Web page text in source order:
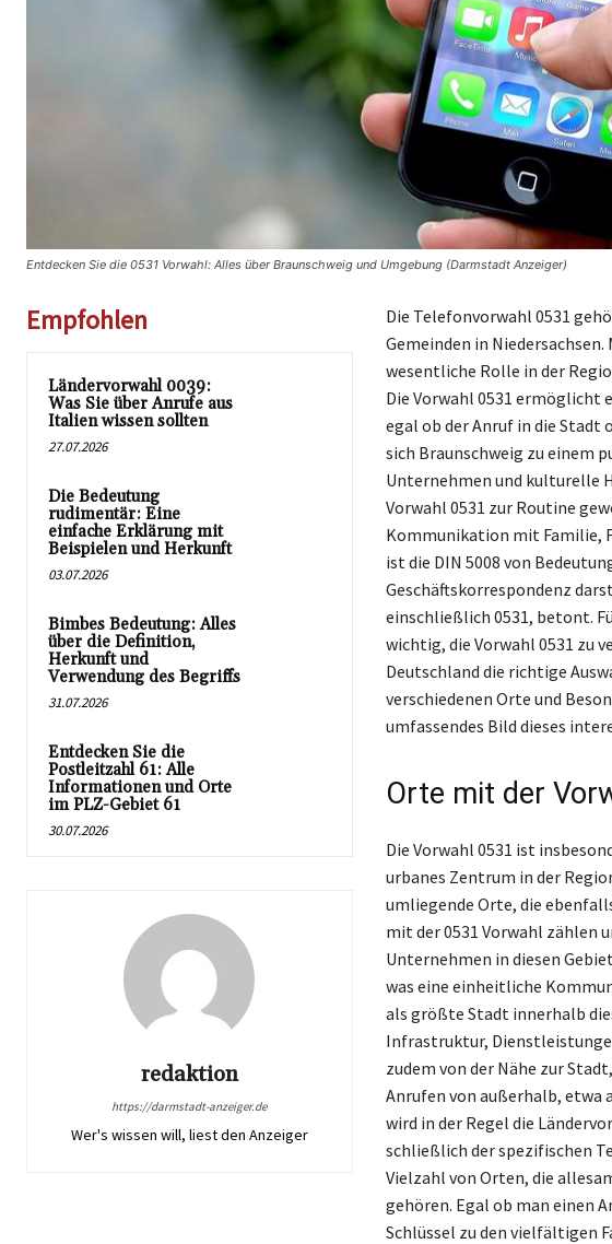
Entdecken Sie die 0531 Vorwahl: Alles über Braunschweig und Umgebung (Darmstadt Anzeiger)
Empfohlen
Ländervorwahl 0039:
Was Sie über Anrufe aus
Italien wissen sollten
27.07.2026
Die Bedeutung
rudimentär: Eine
einfache Erklärung mit
Beispielen und Herkunft
03.07.2026
Bimbes Bedeutung: Alles
über die Definition,
Herkunft und
Verwendung des Begriffs
31.07.2026
Entdecken Sie die
Postleitzahl 61: Alle
Informationen und Orte
im PLZ-Gebiet 61
30.07.2026
redaktion
https://darmstadt-anzeiger.de
Wer's wissen will, liest den Anzeiger
Die Telefonvorwahl 0531
Gemeinden in
wesentliche Rolle in der
Die Vorwahl 0531
egal ob der Anruf in die
sich Braunschweig zu einem
Unternehmen und kulturelle
Vorwahl 0531 zur Routine
Kommunikation mit Familie,
ist die DIN 5008 von
Geschäftskorrespondenz
einschließlich 0531, betont.
wichtig, die Vorwahl 0531 zu
Deutschland die richtige
verschiedenen Orte und
umfassendes Bild dieses
Orte mit der
Die Vorwahl 0531 ist
urbanes Zentrum in der
umliegende Orte, die
mit der 0531 Vorwahl zählen
Unternehmen in diesen
was eine einheitliche
als größte Stadt innerhalb
Infrastruktur,
zudem von der Nähe zur
Anrufen von außerhalb, etwa
wird in der Regel die
schließlich der spezifischen
Vielzahl von Orten, die
gehören. Egal ob man einen
Schlüssel zu den vielfältigen